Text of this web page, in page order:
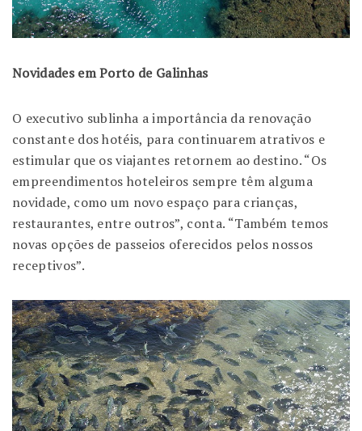
Novidades em Porto de Galinhas
O executivo sublinha a importância da renovação
constante dos hotéis, para continuarem atrativos e
estimular que os viajantes retornem ao destino. “Os
empreendimentos hoteleiros sempre têm alguma
novidade, como um novo espaço para crianças,
restaurantes, entre outros”, conta. “Também temos
novas opções de passeios oferecidos pelos nossos
receptivos”.